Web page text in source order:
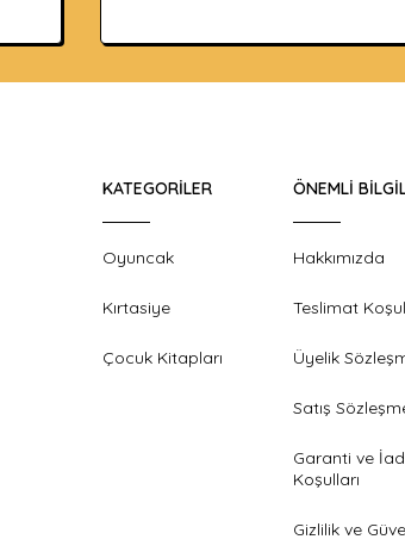
KATEGORILER
Oyuncak
Kırtasiye
Çocuk Kitapları
ÖNEMLI
Hakkımızda
Teslimat
Üyelik
Satış
Garanti ve
Koşulları
Gizlilik ve